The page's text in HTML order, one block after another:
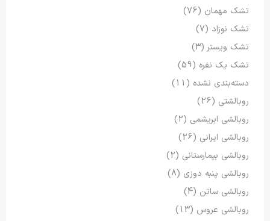
تشک مهمان (76)
تشک نوزاد (7)
تشک ویستر (3)
تشک یک نفره (59)
دسته‌بندی نشده (11)
روبالشتی (26)
روبالشی ابریشمی (2)
روبالشی ایرانی (26)
روبالشی بیمارستانی (2)
روبالشی پنبه دوزی (8)
روبالشی ساتن (4)
روبالشی عروس (13)